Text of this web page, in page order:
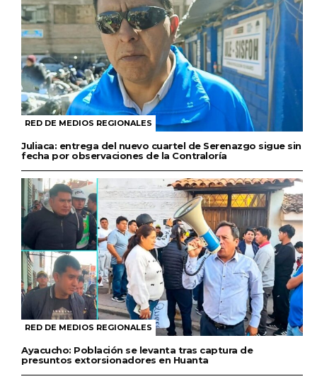
RED DE MEDIOS REGIONALES
Juliaca: entrega del nuevo cuartel de Serenazgo sigue sin
fecha por observaciones de la Contraloría
RED DE MEDIOS REGIONALES
Ayacucho: Población se levanta tras captura de
presuntos extorsionadores en Huanta